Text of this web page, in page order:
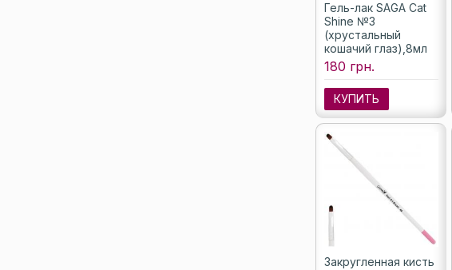
Гель-лак SAGA Cat
Shine №3
(хрустальный
кошачий глаз),8мл
180 грн.
КУПИТЬ
Закругленная кисть